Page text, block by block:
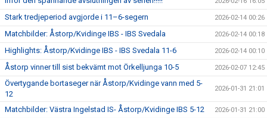
Stark tredjeperiod avgjorde i 11–6-segern 2026-02-14 00:26
Matchbilder: Åstorp/Kvidinge IBS - IBS Svedala 2026-02-14 00:18
Highlights: Åstorp/Kvidinge IBS - IBS Svedala 11-6 2026-02-14 00:10
Åstorp vinner till sist bekvämt mot Örkelljunga 10-5 2026-02-07 12:45
Övertygande bortaseger när Åstorp/Kvidinge vann med 5-
12
2026-01-31 21:01
Matchbilder: Västra Ingelstad IS- Åstorp/Kvidinge IBS 5-12 2026-01-31 21:00